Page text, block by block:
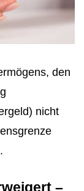
den
nicht
–